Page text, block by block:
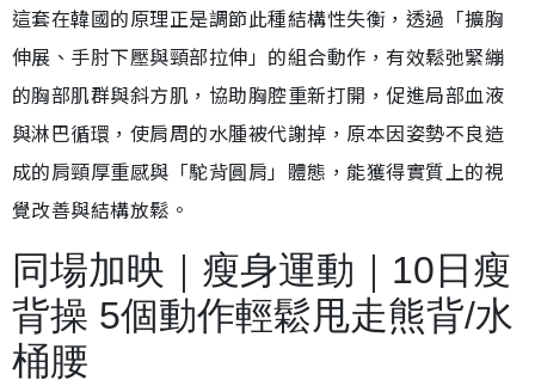
這套在韓國的原理正是調節此種結構性失衡，透過「擴胸
伸展、手肘下壓與頸部拉伸」的組合動作，有效鬆弛緊繃
的胸部肌群與斜方肌，協助胸腔重新打開，促進局部血液
與淋巴循環，使肩周的水腫被代謝掉，原本因姿勢不良造
成的肩頸厚重感與「駝背圓肩」體態，能獲得實質上的視
覺改善與結構放鬆。
同場加映｜瘦身運動｜10日瘦
背操 5個動作輕鬆甩走熊背/水
桶腰